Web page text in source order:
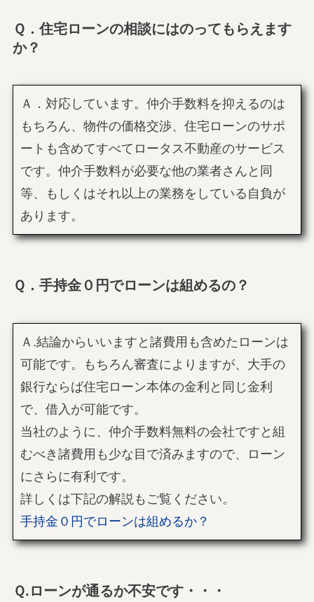
Ｑ．住宅ローンの相談にはのってもらえます
か？
Ａ．対応しています。仲介手数料を抑えるのは
もちろん、物件の価格交渉、住宅ローンのサポ
ートも含めてすべてロータス不動産のサービス
です。仲介手数料が必要な他の業者さんと同
等、もしくはそれ以上の業務をしている自負が
あります。
Ｑ．手持金０円でローンは組めるの？
Ａ.結論からいいますと諸費用も含めたローンは
可能です。もちろん審査によりますが、大手の
銀行ならば住宅ローン本体の金利と同じ金利
で、借入が可能です。
当社のように、仲介手数料無料の会社ですと組
むべき諸費用も少な目で済みますので、ローン
にさらに有利です。
詳しくは下記の解説もご覧ください。
手持金０円でローンは組めるか？
Ｑ.ローンが通るか不安です・・・